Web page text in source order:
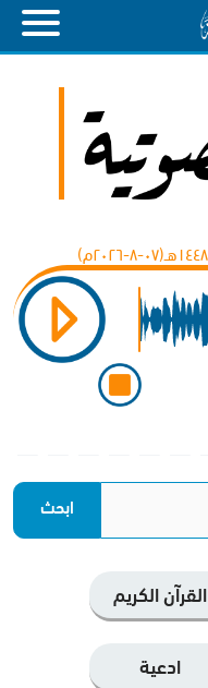
القرآن الكریم
ادعية